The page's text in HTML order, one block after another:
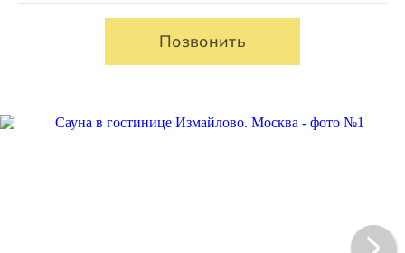
Позвонить